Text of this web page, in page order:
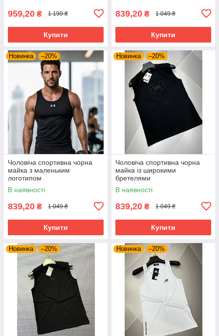
959,20 ₴ 1 199 ₴
Купити
839,20 ₴ 1 049 ₴
Купити
Новинка –20%
Чоловіча спортивна чорна
майка з маленьким
логотипом
В наявності
839,20 ₴ 1 049 ₴
Купити
Новинка –20%
Чоловіча спортивна чорна
майка із широкими
бретелями
В наявності
839,20 ₴ 1 049 ₴
Купити
Новинка –20% Новинка –20%